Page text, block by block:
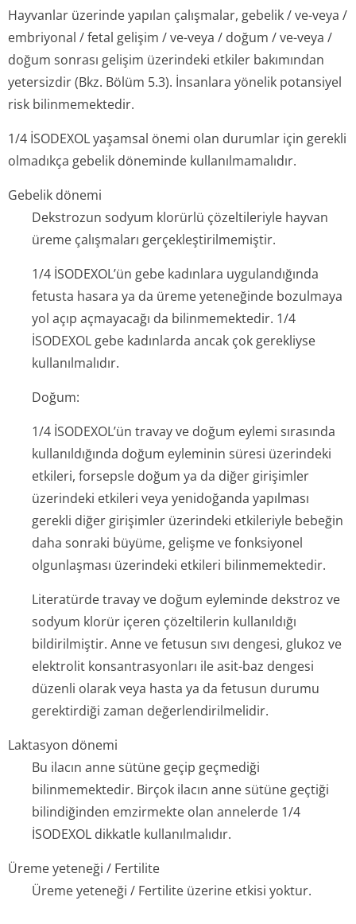
Hayvanlar üzerinde yapılan çalışmalar, gebelik / ve-veya /
embriyonal / fetal gelişim / ve-veya / doğum / ve-veya /
doğum sonrası gelişim üzerindeki etkiler bakımından
yetersizdir (Bkz. Bölüm 5.3). İnsanlara yönelik potansiyel
risk bilinmemektedir.
1/4 İSODEXOL yaşamsal önemi olan durumlar için gerekli
olmadıkça gebelik döneminde kullanılmamalıdır.
Gebelik dönemi
Dekstrozun sodyum klorürlü çözeltileriyle hayvan
üreme çalışmaları gerçekleştiril­memiştir.
1/4 İSODEXOL’ün gebe kadınlara uygulandığında
fetusta hasara ya da üreme yeteneğinde bozulmaya
yol açıp açmayacağı da bilinmemektedir. 1/4
İSODEXOL gebe kadınlarda ancak çok gerekliyse
kullanılmalıdır.
Doğum:
1/4 İSODEXOL’ün travay ve doğum eylemi sırasında
kullanıldığında doğum eyleminin süresi üzerindeki
etkileri, forsepsle doğum ya da diğer girişimler
üzerindeki etkileri veya yenidoğanda yapılması
gerekli diğer girişimler üzerindeki etkileriyle bebeğin
daha sonraki büyüme, gelişme ve fonksiyonel
olgunlaşması üzerindeki etkileri bilinmemektedir.
Literatürde travay ve doğum eyleminde dekstroz ve
sodyum klorür içeren çözeltilerin kullanıldığı
bildirilmiştir. Anne ve fetusun sıvı dengesi, glukoz ve
elektrolit konsantrasyonları ile asit-baz dengesi
düzenli olarak veya hasta ya da fetusun durumu
gerektirdiği zaman değerlendiril­melidir.
Laktasyon dönemi
Bu ilacın anne sütüne geçip geçmediği
bilinmemektedir. Birçok ilacın anne sütüne geçtiği
bilindiğinden emzirmekte olan annelerde 1/4
İSODEXOL dikkatle kullanılmalıdır.
Üreme yeteneği / Fertilite
Üreme yeteneği / Fertilite üzerine etkisi yoktur.